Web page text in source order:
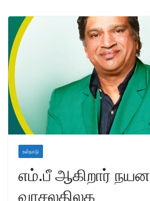
உள்நாடு
எம்.பீ ஆகிறார் நயன
வாசலதிலக